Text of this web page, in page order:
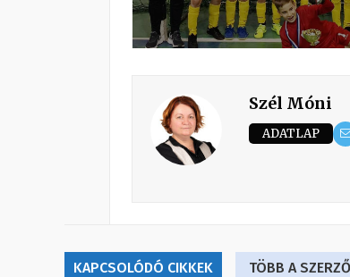
Szél Móni
ADATLAP
KAPCSOLÓDÓ CIKKEK TÖBB A